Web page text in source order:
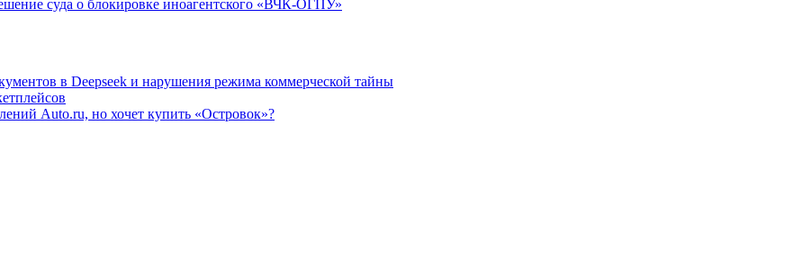
суда о блокировке иноагентского «ВЧК-ОГПУ»
в Deepseek и нарушения режима коммерческой тайны
Auto.ru, но хочет купить «Островок»?